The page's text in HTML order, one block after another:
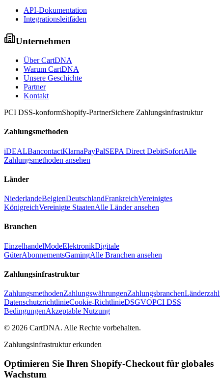
API-Dokumentation
Integrationsleitfäden
Unternehmen
Über CartDNA
Warum CartDNA
Unsere Geschichte
Partner
Kontakt
PCI DSS-konformShopify-PartnerSichere Zahlungsinfrastruktur
Zahlungsmethoden
iDEALBancontactKlarnaPayPalSEPA Direct DebitSofortAlle
Zahlungsmethoden ansehen
Länder
NiederlandeBelgienDeutschlandFrankreichVereinigtes
KönigreichVereinigte StaatenAlle Länder ansehen
Branchen
EinzelhandelModeElektronikDigitale
GüterAbonnementsGamingAlle Branchen ansehen
Zahlungsinfrastruktur
ZahlungsmethodenZahlungswährungenZahlungsbranchen
DatenschutzrichtlinieCookie-RichtlinieDSGVOPCI DSS
BedingungenAkzeptable Nutzung
© 2026 CartDNA. Alle Rechte vorbehalten.
Zahlungsinfrastruktur erkunden
Optimieren Sie Ihren Shopify-Checkout für globales
Wachstum